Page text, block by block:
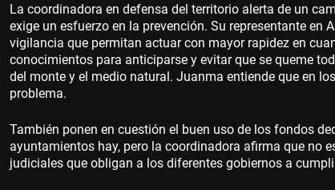
La coordinadora en defensa del territorio alerta de un
exige un esfuerzo en la prevención. Su representante
vigilancia que permitan actuar con mayor rapidez en
conocimientos para anticiparse y evitar que se queme
del monte y el medio natural. Juanma entiende que en
problema.
También ponen en cuestión el buen uso de los fondos
ayuntamientos hay, pero la coordinadora afirma que no
judiciales que obligan a los diferentes gobiernos a